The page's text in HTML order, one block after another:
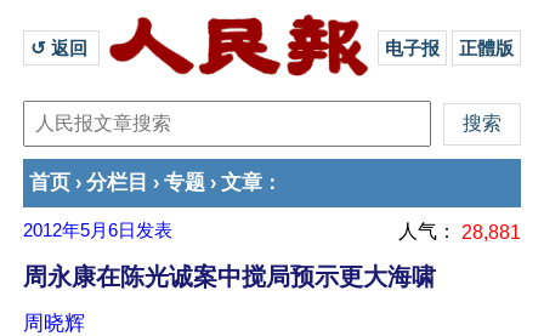
↺ 返回 电子报 正體版
首页 › 分栏目 › 专题 › 文章 ：
2012年5月6日 发表 人气： 28,881
周永康在陈光诚案中搅局预示更大海啸
周晓辉